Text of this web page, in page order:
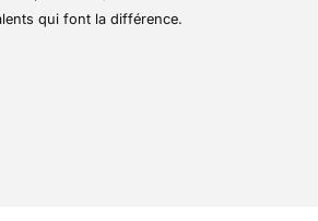
chaque intervention
qui font la différence.